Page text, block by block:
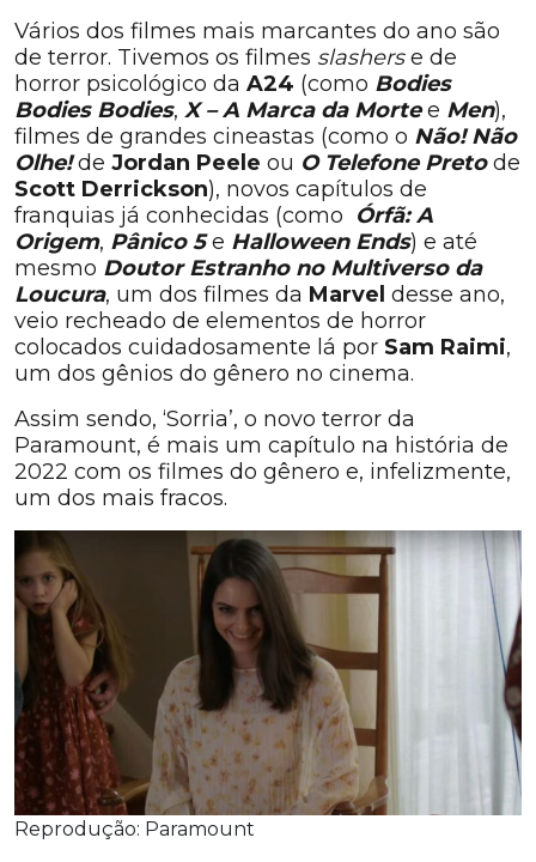
Vários dos filmes mais marcantes do ano são
de terror. Tivemos os filmes slasherse de
horror psicológico da A24 (como Bodies
Bodies Bodies, X – A Marca da Mortee Men),
filmes de grandes cineastas (como o Não! Não
Olhe!de Jordan Peele ou O Telefone Pretode
Scott Derrickson), novos capítulos de
franquias já conhecidas (como Órfã: A
Origem, Pânico 5e Halloween Ends) e até
mesmo Doutor Estranho no Multiverso da
Loucura, um dos filmes da Marvel desse ano,
veio recheado de elementos de horror
colocados cuidadosamente lá por Sam Raimi,
um dos gênios do gênero no cinema.
Assim sendo, ‘Sorria’, o novo terror da
Paramount, é mais um capítulo na história de
2022 com os filmes do gênero e, infelizmente,
um dos mais fracos.
Reprodução: Paramount